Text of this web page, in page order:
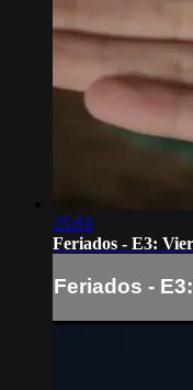
25:03
Feriados - E3:
Feriados -